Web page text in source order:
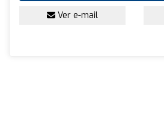
Ver e-mail